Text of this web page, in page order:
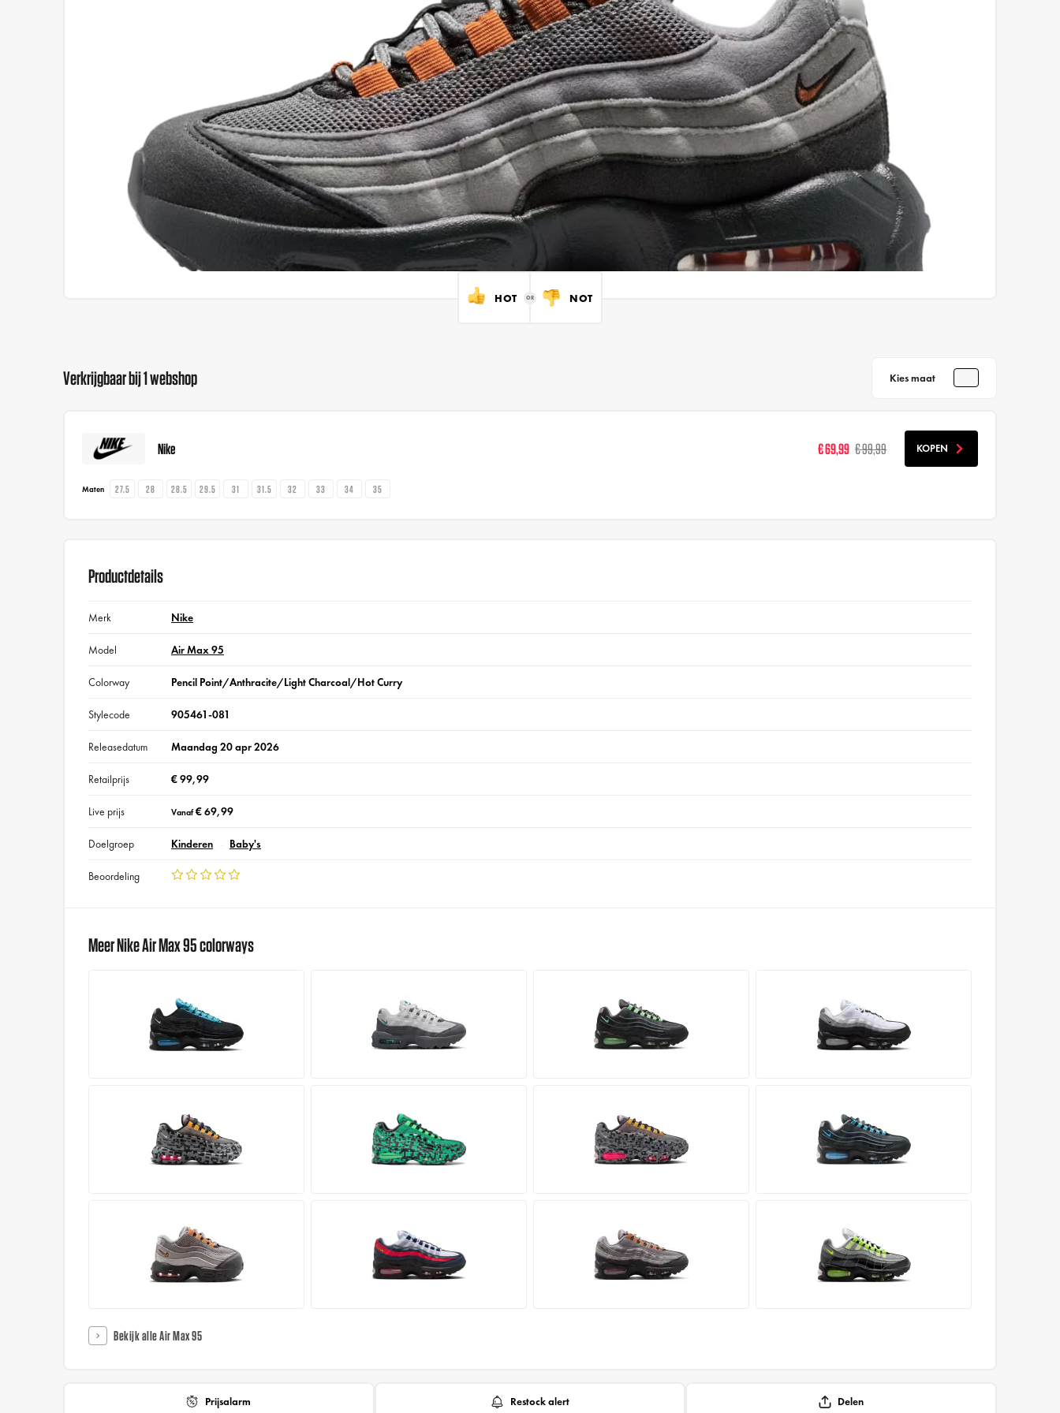
HOT NOT
Verkrijgbaar bij 1 webshop Kies maat
Nike € 69,99 € 99,99 KOPEN
Maten 27.5 28 28.5 29.5 31 31.5 32 33 34 35
Productdetails
Merk Nike
Model Air Max 95
Colorway Pencil Point/Anthracite/Light Charcoal/Hot Curry
Stylecode 905461-081
Releasedatum Maandag 20 apr 2026
Retailprijs € 99,99
Live prijs Vanaf€ 69,99
Doelgroep Kinderen Baby's
Beoordeling
Meer Nike Air Max 95 colorways
Bekijk alle Air Max 95
Prijsalarm Restock alert Delen